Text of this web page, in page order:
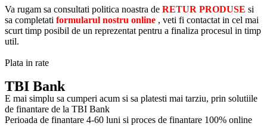
Va rugam sa consultati politica noastra de RETUR PRODUSE si
sa completati formularul nostru online , veti fi contactat in cel mai
scurt timp posibil de un reprezentat pentru a finaliza procesul in timp
util.
Plata in rate
TBI Bank
E mai simplu sa cumperi acum si sa platesti mai tarziu, prin solutiile
de finantare de la TBI Bank
Perioada de finantare 4-60 luni si proces de finantare 100% online